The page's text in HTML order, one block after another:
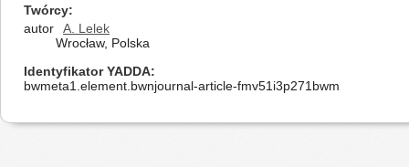
Twórcy
autor
A. Lelek
Wrocław, Polska
Identyfikator YADDA
bwmeta1.element.bwnjournal-article-fmv51i3p271bwm